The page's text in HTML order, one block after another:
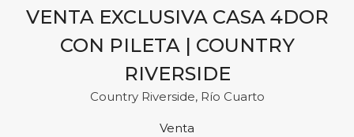
VENTA EXCLUSIVA CASA 4DOR
CON PILETA | COUNTRY
RIVERSIDE
Country Riverside, Río Cuarto
Venta